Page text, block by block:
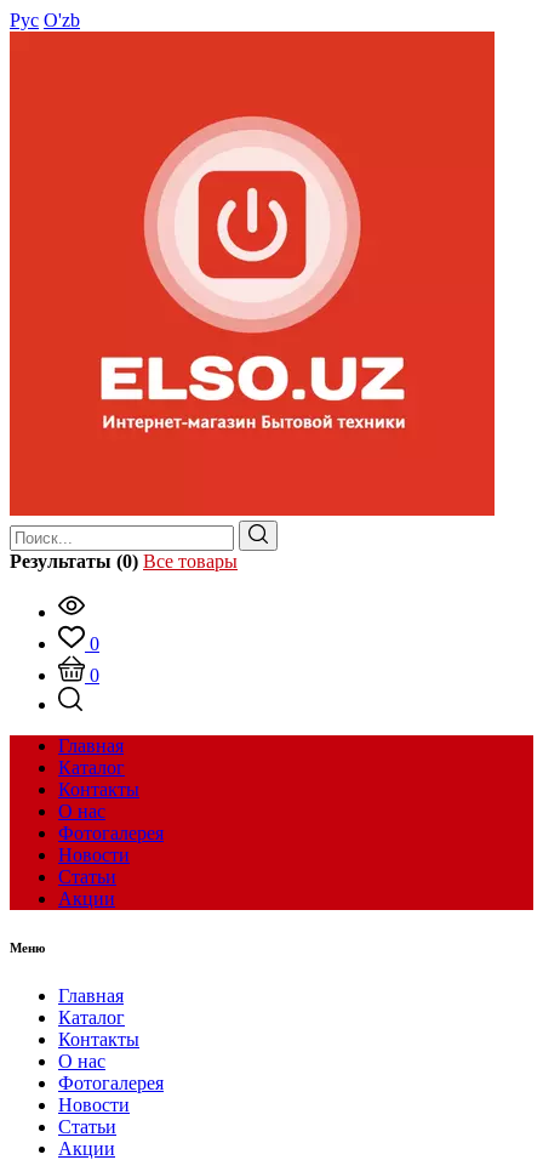
Рус O'zb
Результаты (0) Все товары
0
0
Главная
Каталог
Контакты
О нас
Фотогалерея
Новости
Статьи
Акции
Меню
Главная
Каталог
Контакты
О нас
Фотогалерея
Новости
Статьи
Акции